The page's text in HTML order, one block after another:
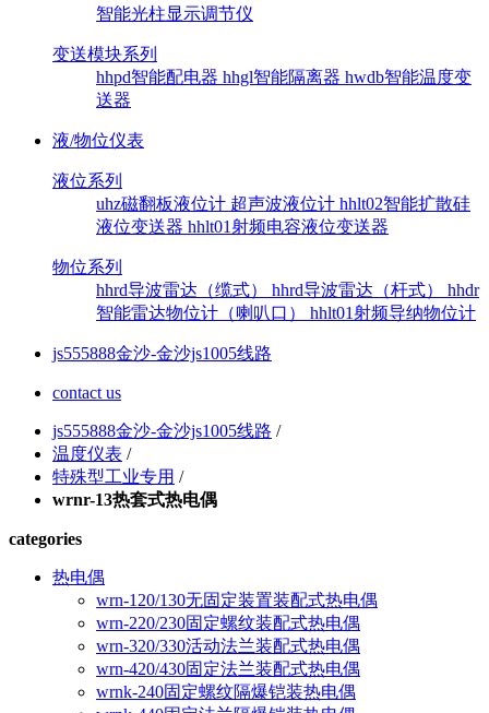
智能光柱显示调节仪
变送模块系列
hhpd智能配电器 hhgl智能隔离器 hwdb智能温度变
送器
液/物位仪表
液位系列
uhz磁翻板液位计 超声波液位计 hhlt02智能扩散硅
液位变送器 hhlt01射频电容液位变送器
物位系列
hhrd导波雷达（缆式） hhrd导波雷达（杆式） hhdr
智能雷达物位计（喇叭口） hhlt01射频导纳物位计
js555888金沙-金沙js1005线路
contact us
js555888金沙-金沙js1005线路 /
温度仪表 /
特殊型工业专用 /
wrnr-13热套式热电偶
categories
热电偶
wrn-120/130无固定装置装配式热电偶
wrn-220/230固定螺纹装配式热电偶
wrn-320/330活动法兰装配式热电偶
wrn-420/430固定法兰装配式热电偶
wrnk-240固定螺纹隔爆铠装热电偶